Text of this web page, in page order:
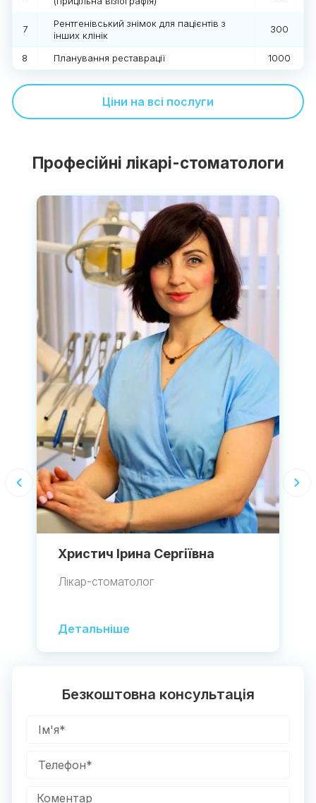
7
Рентгенівський знімок для пацієнтів з
інших клінік
300
8 Планування реставрації 1000
Ціни на всі послуги
Професійні лікарі-стоматологи
Христич Ірина Сергіївна
Лікар-стоматолог
Детальніше
Безкоштовна консультація